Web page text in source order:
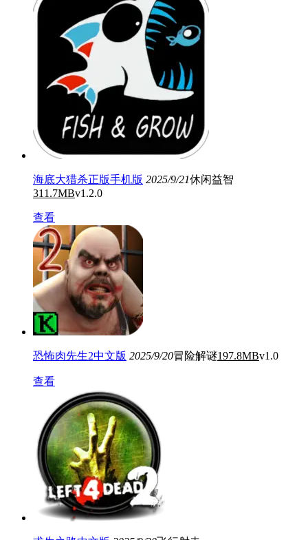
海底大猎杀正版手机版 2025/9/21休闲益智
311.7MBv1.2.0
查看
恐怖肉先生2中文版 2025/9/20冒险解谜197.8MBv1.0
查看